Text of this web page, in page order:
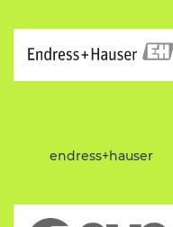
endress+hauser